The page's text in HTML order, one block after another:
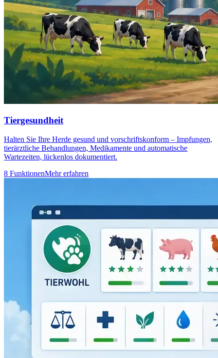
Tiergesundheit
Halten Sie Ihre Herde gesund und vorschriftskonform – Impfungen,
tierärztliche Behandlungen, Medikamente und automatische
Wartezeiten, lückenlos dokumentiert.
8 FunktionenMehr erfahren